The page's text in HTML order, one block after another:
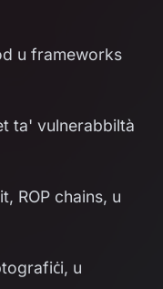
u frameworks
ta' vulnerabbiltà
ROP chains, u
u